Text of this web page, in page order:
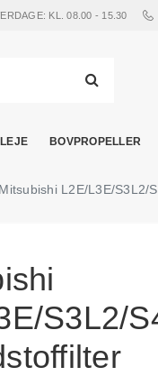
KL. 08.00 - 15.30
BOVPROPELLER
Mitsubishi L2E/L3E/S3L2/
S3L2/